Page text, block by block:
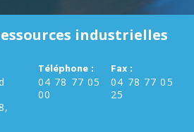
industrielles
Téléphone :
04 78 77 05
00
Fax :
04 78 77 05
25